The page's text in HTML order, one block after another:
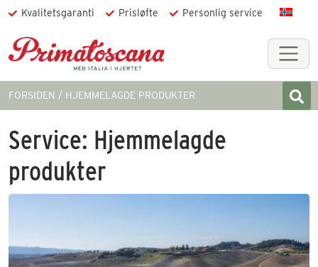
Kvalitetsgaranti Prisløfte Personlig service
FORSIDEN HJEMMELAGDE PRODUKTER
Service: Hjemmelagde
produkter